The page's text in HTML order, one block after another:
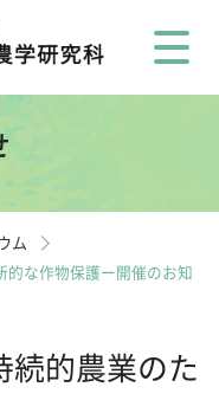
ム
的な作物保護ー開催のお知
続的農業のた